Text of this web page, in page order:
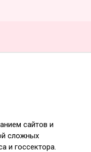
сайтов и
сложных
и госсектора.